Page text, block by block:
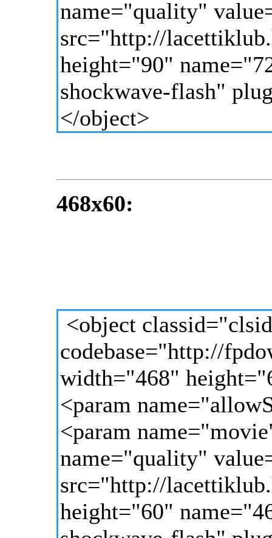
name="quality"
src="http://
height="90"
shockwave-flash"
</object>
468x60:
<object
codebase="http://
width="468"
<param
<param
name="quality"
src="http://
height="60"